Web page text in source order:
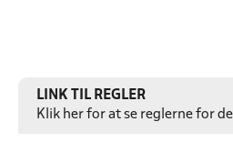
LINK TIL REGLER
Klik her for at se reglerne for